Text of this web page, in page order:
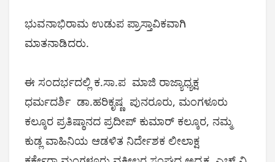
ಭುವನಾಭಿರಾಮ ಉಡುಪ ಪ್ರಾಸ್ತಾವಿಕವಾಗಿ
ಮಾತನಾಡಿದರು.
ಈ ಸಂದರ್ಭದಲ್ಲಿ ಕ.ಸಾ.ಪ ಮಾಜಿ ರಾಜ್ಯಾಧ್ಯಕ್ಷ
ಧರ್ಮದರ್ಶಿ ಡಾ.ಹರಿಕೃಷ್ಣ ಪುನರೂರು, ಮಂಗಳೂರು
ಕಲ್ಕೂರ ಪ್ರತಿಷ್ಠಾನದ ಪ್ರದೀಪ್ ಕುಮಾರ್ ಕಲ್ಕೂರ, ನಮ್ಮ
ಕುಡ್ಲ ವಾಹಿನಿಯ ಆಡಳಿತ ನಿರ್ದೇಶಕ ಲೀಲಾಕ್ಷ